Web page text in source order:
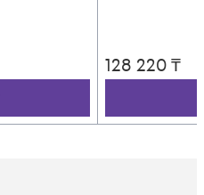
128 220₸